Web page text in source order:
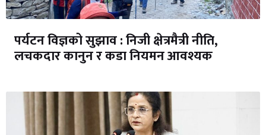
पर्यटन विज्ञको सुझाव : निजी क्षेत्रमैत्री नीति,
लचकदार कानुन र कडा नियमन आवश्यक